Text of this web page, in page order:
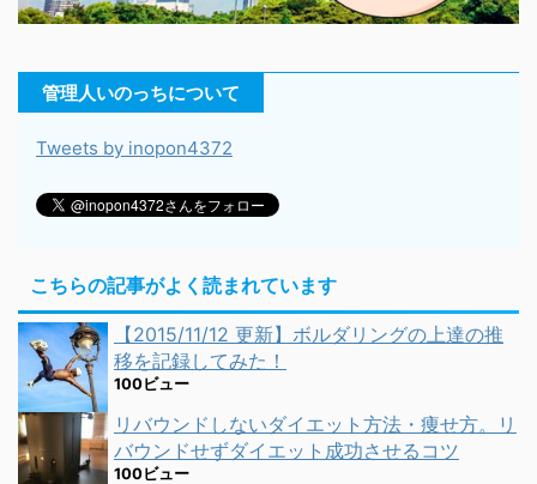
管理人いのっちについて
Tweets by inopon4372
こちらの記事がよく読まれています
【2015/11/12 更新】ボルダリングの上達の推
移を記録してみた！
100ビュー
リバウンドしないダイエット方法・痩せ方。リ
バウンドせずダイエット成功させるコツ
100ビュー